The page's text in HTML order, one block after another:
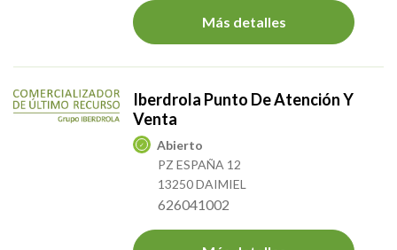
Más detalles
Iberdrola Punto De Atención Y
Venta
Abierto
PZ ESPAÑA 12
13250 DAIMIEL
626041002